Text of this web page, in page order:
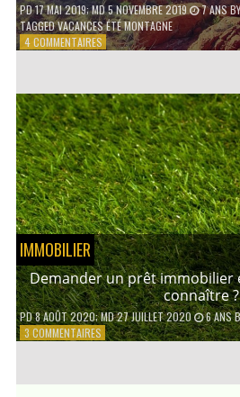
PD17 MAI 2019; MD 5 NOVEMBRE 2019 7 ANS
TAGGEDVACANCES ÉTÉ MONTAGNE
4 COMMENTAIRESSUR
LA
MONTAGNE :
QUELLES
ACTIVITÉS
PRATIQUER
EN
FAMILLE ?
IMMOBILIER
Demander un prêt immobilier
connaître ?
PD8 AOÛT 2020; MD 27 JUILLET 2020 6 ANS
3 COMMENTAIRESSUR